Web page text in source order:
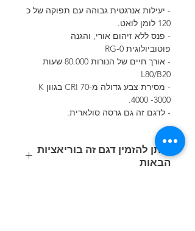
- יעילות אנרגטית גבוהה עם תפוקה של כ
120 לומן לואט.
- פנס ללא זיהום אורי, והגנה
פוטוביולוגית RG-0
- אורך חיים של הנורות 80.000 שעות
L80/B20
- מסירת צבע גדולה מ-70 CRI בגוון K
4000 -3000.
- לדגם זה גם גרסה סולארית.
:ניתן להזמין דגם זה בוריאציות
הבאות